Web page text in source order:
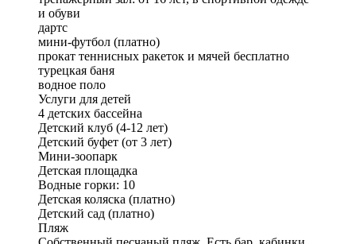
и обуви
дартс
мини-футбол (платно)
прокат теннисных ракеток и мячей бесплатно
турецкая баня
водное поло
Услуги для детей
4 детских бассейна
Детский клуб (4-12 лет)
Детский буфет (от 3 лет)
Мини-зоопарк
Детская площадка
Водные горки: 10
Детская коляска (платно)
Детский сад (платно)
Пляж